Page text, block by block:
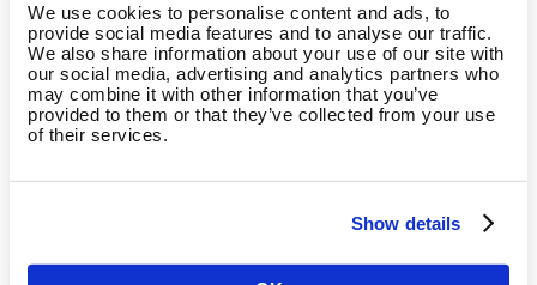
We use cookies to personalise content and ads, to
provide social media features and to analyse our traffic.
We also share information about your use of our site with
our social media, advertising and analytics partners who
may combine it with other information that you’ve
provided to them or that they’ve collected from your use
of their services.
Show details